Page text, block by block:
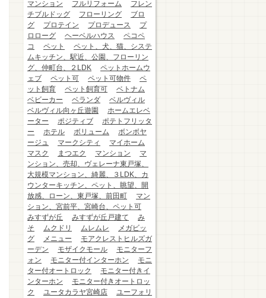
マンション フルリフォーム
フレン
チブルドッグ
フローリング
ブロ
グ
プロテイン プロデュース
プ
ロローグ
ヘーベルハウス
ペコペ
コ
ペット
ペット、犬、猫、システ
ムキッチン、駅近、公園、フローリン
グ、仲町台、２LDK
ペットホームウ
ェブ
ペット可 ペット可物件
ペ
ット飼育
ペット飼育可
ベトナム
ベビーカー
ベランダ
ベルヴィル
ベルヴィル向ヶ丘遊園
ホームエレベ
ーター
ポジティブ
ポテトフリッタ
ー
ホテル ボリューム
ボンボヤ
ージュ
マークシティ
マイホーム
マスク
まつエク マンション
マ
ンション、売却、ヴェレーナ東戸塚、
大規模マンション、綺麗、３LDK、カ
ウンターキッチン、ペット、眺望、開
放感、ローン、東戸塚、前田町
マン
ション、宮前平、宮崎台、ペット可
みすずが丘
みすずが丘戸建て
み
そ
ムクドリ ムレムレ
メガビッ
グ
メニュー
モアクレストヒルズガ
ーデン
モザイクモール
モニターフ
ォン
モニター付インターホン
モニ
ター付オートロック
モニター付きイ
ンターホン
モニター付きオートロッ
ク
ユータカラヤ宮崎店
ユーフォリ